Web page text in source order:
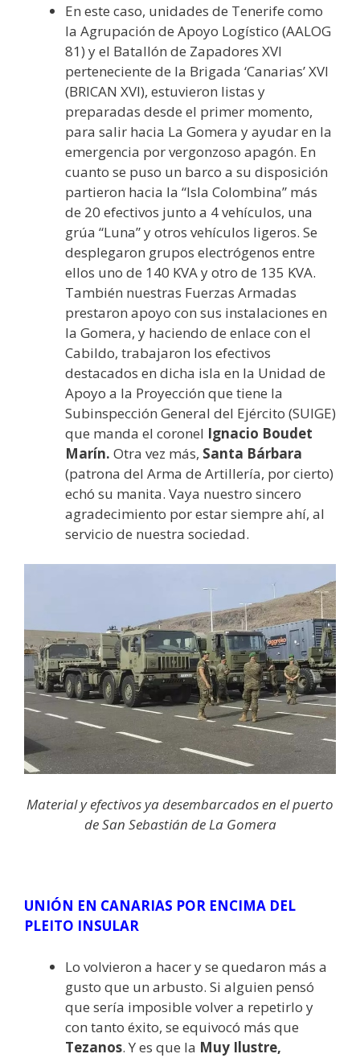
En este caso, unidades de Tenerife como
la Agrupación de Apoyo Logístico (AALOG
81) y el Batallón de Zapadores XVI
perteneciente de la Brigada ‘Canarias’ XVI
(BRICAN XVI), estuvieron listas y
preparadas desde el primer momento,
para salir hacia La Gomera y ayudar en la
emergencia por vergonzoso apagón. En
cuanto se puso un barco a su disposición
partieron hacia la “Isla Colombina” más
de 20 efectivos junto a 4 vehículos, una
grúa “Luna” y otros vehículos ligeros. Se
desplegaron grupos electrógenos entre
ellos uno de 140 KVA y otro de 135 KVA.
También nuestras Fuerzas Armadas
prestaron apoyo con sus instalaciones en
la Gomera, y haciendo de enlace con el
Cabildo, trabajaron los efectivos
destacados en dicha isla en la Unidad de
Apoyo a la Proyección que tiene la
Subinspección General del Ejército (SUIGE)
que manda el coronel Ignacio Boudet
Marín. Otra vez más, Santa Bárbara
(patrona del Arma de Artillería, por cierto)
echó su manita. Vaya nuestro sincero
agradecimiento por estar siempre ahí, al
servicio de nuestra sociedad.
Material y efectivos ya desembarcados en el puerto
de San Sebastián de La Gomera
UNIÓN EN CANARIAS POR ENCIMA DEL
PLEITO INSULAR
Lo volvieron a hacer y se quedaron más a
gusto que un arbusto. Si alguien pensó
que sería imposible volver a repetirlo y
con tanto éxito, se equivocó más que
Tezanos. Y es que la Muy Ilustre,